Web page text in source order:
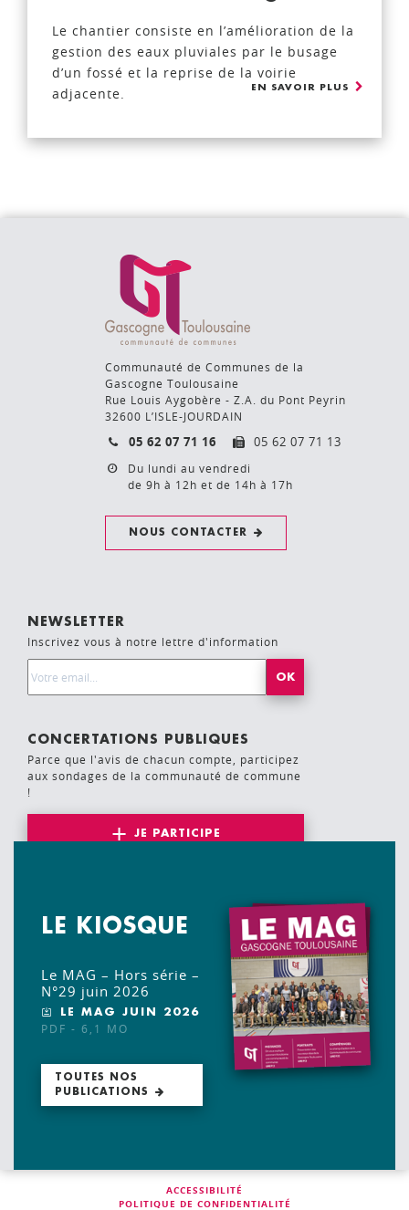
Le chantier consiste en l’amélioration de la
gestion des eaux pluviales par le busage
d’un fossé et la reprise de la voirie
adjacente.
EN SAVOIR PLUS
Communauté de Communes de la
Gascogne Toulousaine
Rue Louis Aygobère - Z.A. du Pont Peyrin
32600 L’ISLE-JOURDAIN
05 62 07 71 16 05 62 07 71 13
Du lundi au vendredi
de 9h à 12h et de 14h à 17h
NOUS CONTACTER
NEWSLETTER
Inscrivez vous à notre lettre d'information
CONCERTATIONS PUBLIQUES
Parce que l'avis de chacun compte, participez
aux sondages de la communauté de commune
!
JE PARTICIPE
LE KIOSQUE
Le MAG – Hors série –
N°29 juin 2026
LE MAG JUIN 2026
PDF - 6,1 MO
TOUTES NOS
PUBLICATIONS
ACCESSIBILITÉ
POLITIQUE DE CONFIDENTIALITÉ